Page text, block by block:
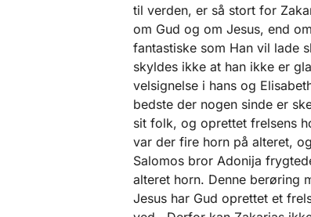
til verden, er så stort for
om Gud og om Jesus, end
fantastiske som Han vil lade
skyldes ikke at han ikke er
velsignelse i hans og
bedste der nogen sinde er
sit folk, og oprettet frelsens
var der fire horn på alteret,
Salomos bror Adonija
alteret horn. Denne berøring
Jesus har Gud oprettet et